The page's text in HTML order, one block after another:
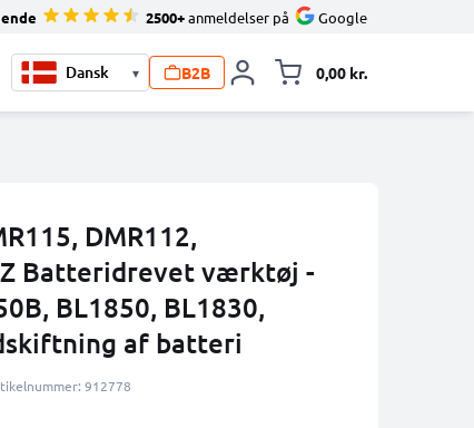
2500+anmeldelser på Google
▾ B2B 0,00 kr.
DMR112,
Batteridrevet værktøj -
BL1850, BL1830,
af batteri
912778